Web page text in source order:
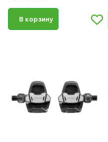
В корзину